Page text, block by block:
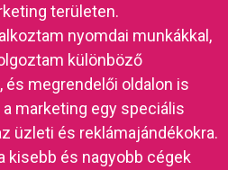
területen.
nyomdai munkákkal,
különböző
megrendelői oldalon is
marketing egy speciális
üzleti és reklámajándékokra.
kisebb és nagyobb cégek